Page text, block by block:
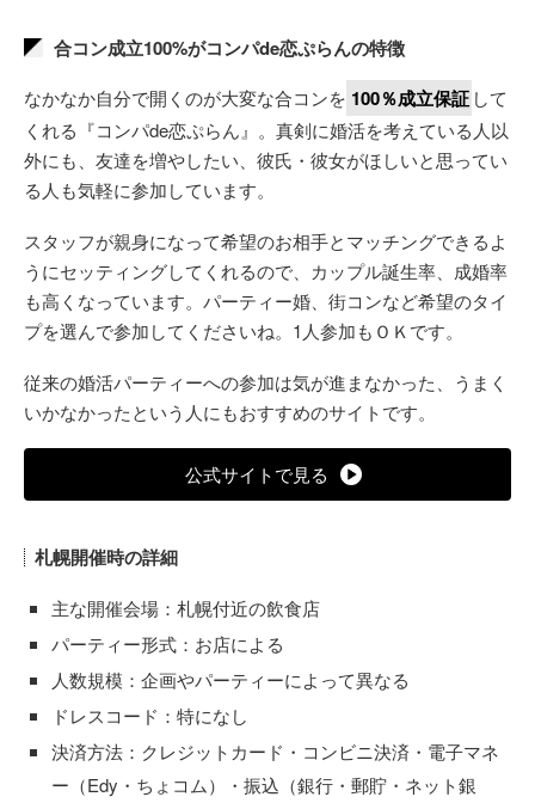
合コン成立100%がコンパde恋ぷらんの特徴
なかなか自分で開くのが大変な合コンを 100％成立保証 して
くれる『コンパde恋ぷらん』。真剣に婚活を考えている人以
外にも、友達を増やしたい、彼氏・彼女がほしいと思ってい
る人も気軽に参加しています。
スタッフが親身になって希望のお相手とマッチングできるよ
うにセッティングしてくれるので、カップル誕生率、成婚率
も高くなっています。パーティー婚、街コンなど希望のタイ
プを選んで参加してくださいね。1人参加もＯＫです。
従来の婚活パーティーへの参加は気が進まなかった、うまく
いかなかったという人にもおすすめのサイトです。
公式サイトで見る
札幌開催時の詳細
主な開催会場：札幌付近の飲食店
パーティー形式：お店による
人数規模：企画やパーティーによって異なる
ドレスコード：特になし
決済方法：クレジットカード・コンビニ決済・電子マネ
ー（Edy・ちょコム）・振込（銀行・郵貯・ネット銀